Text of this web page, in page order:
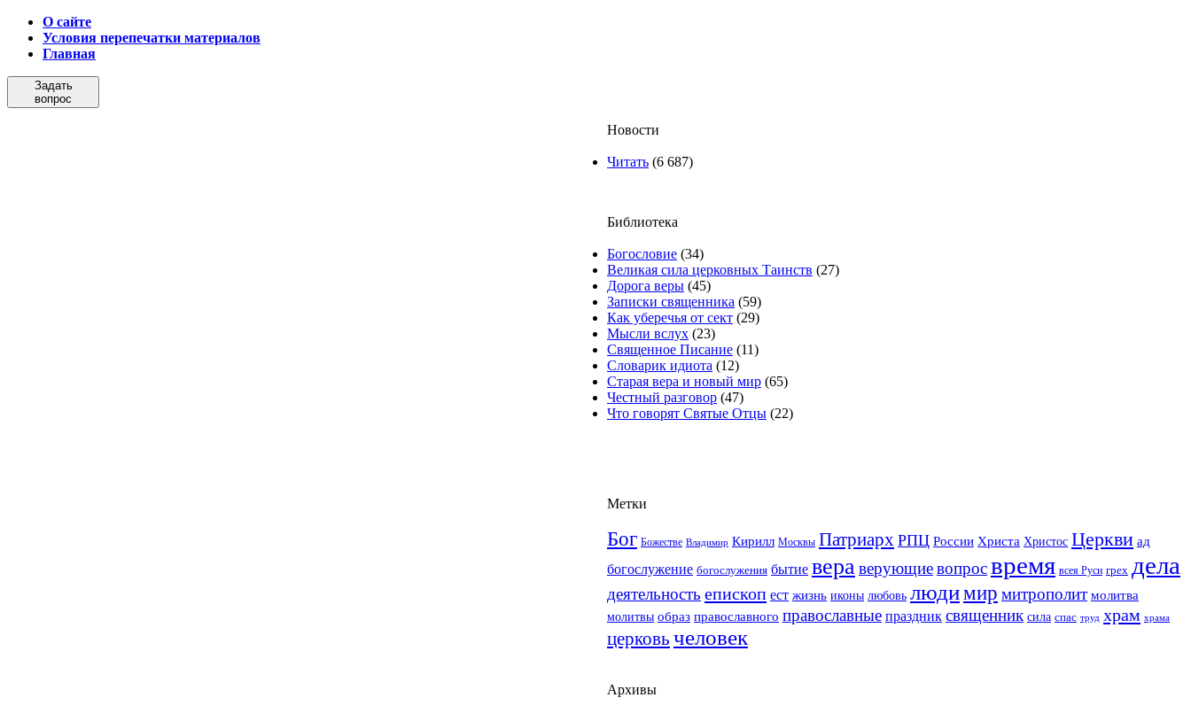
О сайте
Условия перепечатки материалов
Главная
Задать
вопрос
Новости
Читать (6 687)
Библиотека
Богословие (34)
Великая сила церковных Таинств (27)
Дорога веры (45)
Записки священника (59)
Как уберечья от сект (29)
Мысли вслух (23)
Священное Писание (11)
Словарик идиота (12)
Старая вера и новый мир (65)
Честный разговор (47)
Что говорят Святые Отцы (22)
Метки
Бог Божестве Владимир Кирилл Москвы Патриарх РПЦ России Христа Христос Церкви ад
богослужение богослужения бытие вераверующие вопрос время всея Руси грех дела
деятельность епископ ест жизнь иконы любовь людимир митрополит молитва
молитвы образ православного православные праздник священник сила спас труд храм храма
церковь человек
Архивы